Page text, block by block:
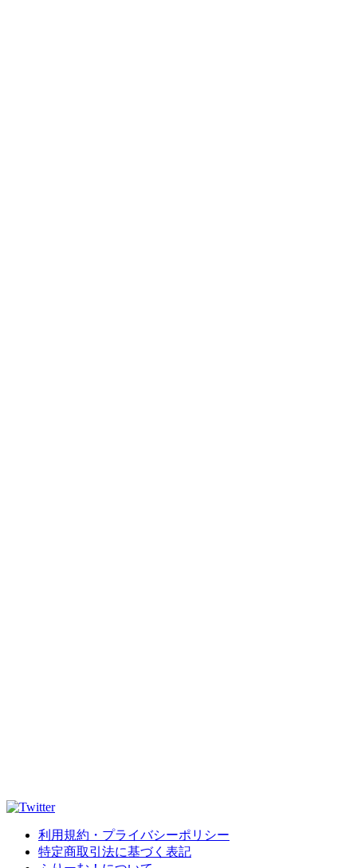
利用規約・プライバシーポリシー
特定商取引法に基づく表記